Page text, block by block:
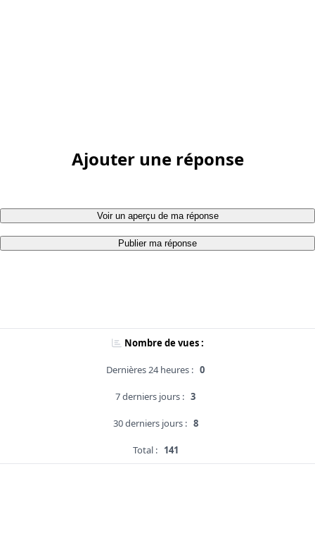
Ajouter une réponse
Voir un aperçu de ma réponse
Publier ma réponse
Nombre de vues :
Dernières 24 heures : 0
7 derniers jours : 3
30 derniers jours : 8
Total : 141